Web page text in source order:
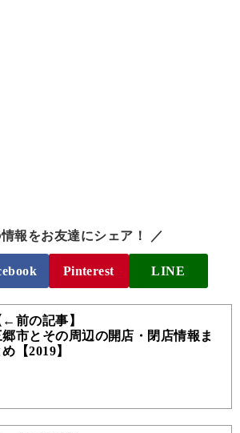
報をお友達にシェア！ ／
Pinterest LINE
←前の記事】
郷市とその周辺の開店・閉店情報ま
め【2019】